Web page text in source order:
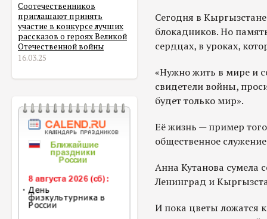
Соотечественников
приглашают принять
участие в конкурсе лучших
рассказов о героях Великой
Отечественной войны
16.03.25
Сегодня в Кыргызстане
блокадников. Но
сердцах, в уроках,
«Нужно жить в мире и
свидетели войны,
будет только мир».
Её жизнь — пример
общественное
Анна Кутанова сумела
Ленинград и
И пока цветы ложатся